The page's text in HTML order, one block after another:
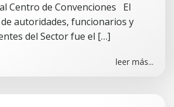
Centro de Convenciones El
autoridades, funcionarios y
del Sector fue el […]
leer más...